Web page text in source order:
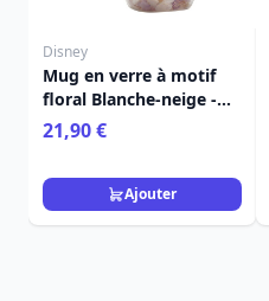
Disney
Mug en verre à motif
floral Blanche-neige -
Disney Pastel Princess
21,90 €
Ajouter